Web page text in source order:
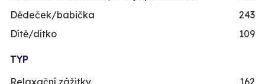
Dědeček/babička
243
Dítě/dítko
109
TYP